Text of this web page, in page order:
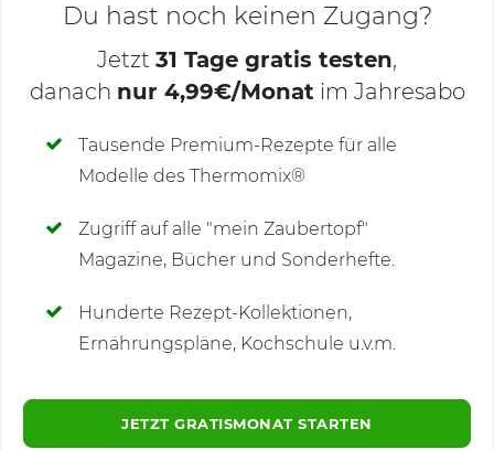
Deine Notizen
Du hast noch keinen Zugang?
Jetzt 31 Tage gratis testen,
danach nur 4,99€/Monat im Jahresabo
Tausende Premium-Rezepte für alle
Modelle des Thermomix®
Zugriff auf alle "mein Zaubertopf"
Magazine, Bücher und Sonderhefte.
Hunderte Rezept-Kollektionen,
Ernährungspläne, Kochschule u.v.m.
JETZT GRATISMONAT STARTEN
Kommentare